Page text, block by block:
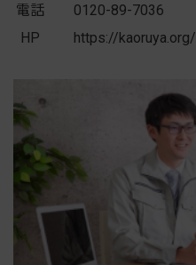
電話
0120-89-7036
HP
https://kaoruya.org/